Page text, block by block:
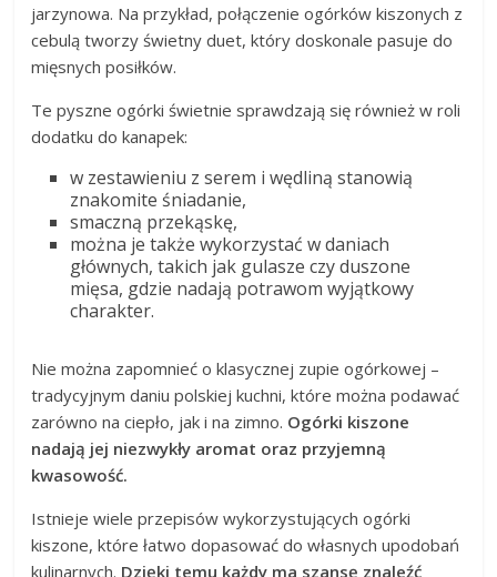
jarzynowa. Na przykład, połączenie ogórków kiszonych z
cebulą tworzy świetny duet, który doskonale pasuje do
mięsnych posiłków.
Te pyszne ogórki świetnie sprawdzają się również w roli
dodatku do kanapek:
w zestawieniu z serem i wędliną stanowią
znakomite śniadanie,
smaczną przekąskę,
można je także wykorzystać w daniach
głównych, takich jak gulasze czy duszone
mięsa, gdzie nadają potrawom wyjątkowy
charakter.
Nie można zapomnieć o klasycznej zupie ogórkowej –
tradycyjnym daniu polskiej kuchni, które można podawać
zarówno na ciepło, jak i na zimno. Ogórki kiszone
nadają jej niezwykły aromat oraz przyjemną
kwasowość.
Istnieje wiele przepisów wykorzystujących ogórki
kiszone, które łatwo dopasować do własnych upodobań
kulinarnych. Dzięki temu każdy ma szansę znaleźć